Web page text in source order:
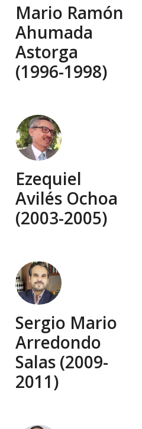
Mario Ramón
Ahumada
Astorga
(1996-1998)
Ezequiel
Avilés Ochoa
(2003-2005)
Sergio Mario
Arredondo
Salas (2009-
2011)